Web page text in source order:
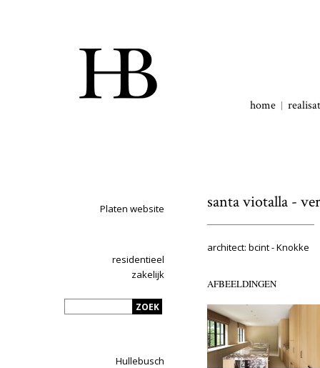
home
Platen website
residentieel
zakelijk
Hullebusch
santa viotalla -
architect: bcint - Knokke
AFBEELDINGEN